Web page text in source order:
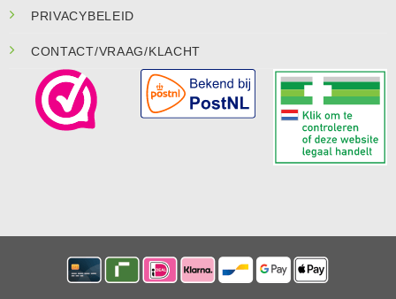
PRIVACYBELEID
CONTACT/VRAAG/KLACHT